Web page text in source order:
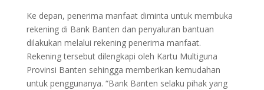
Ke depan, penerima manfaat diminta untuk membuka
rekening di Bank Banten dan penyaluran bantuan
dilakukan melalui rekening penerima manfaat.
Rekening tersebut dilengkapi oleh Kartu Multiguna
Provinsi Banten sehingga memberikan kemudahan
untuk penggunanya. “Bank Banten selaku pihak yang